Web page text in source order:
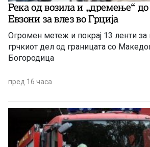
Река од возила и „дремење“
Евзони за влез во Грција
Огромен метеж и покрај 13 ленти за
грчкиот дел од границата со
Богородица
пред 16 часа